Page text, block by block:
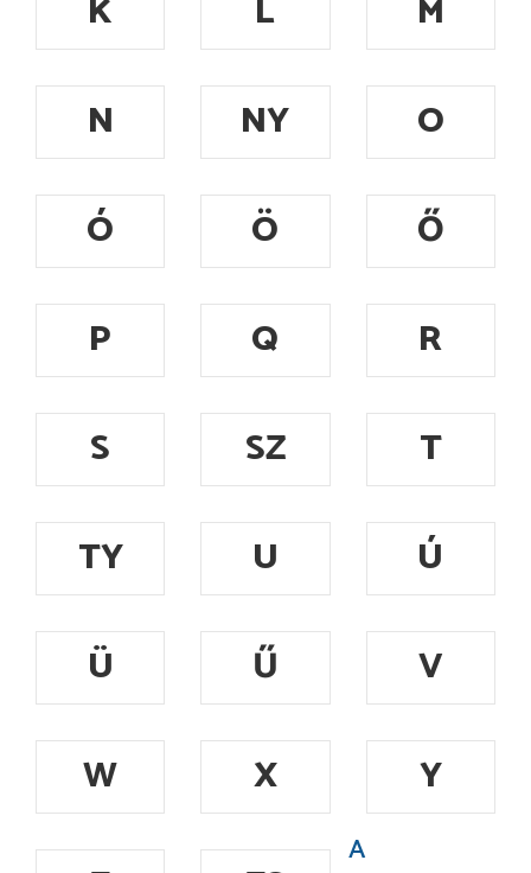
K L
M
N
NY
O
Ó
Ö
Ő
P
Q
R
S
SZ
T
TY
U
Ú
Ü
Ű
V
W
X
Y
A